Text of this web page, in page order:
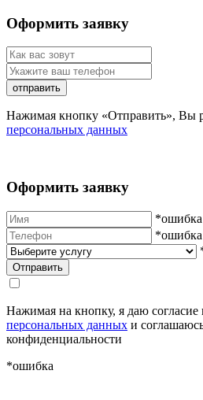
Оформить заявку
отправить
Нажимая кнопку «Отправить», Вы
персональных данных
Оформить заявку
*ошибка
*ошибка
Нажимая на кнопку, я даю согласие
персональных данных и
конфиденциальности
*ошибка